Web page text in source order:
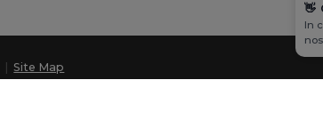
|Site Map
👋
In